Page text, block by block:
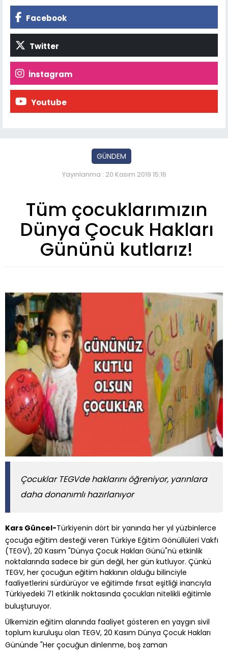
Facebook
Twitter
İnstagram
Youtube
GÜNDEM
Yayınlanma : 20 Kasım 2019 15:16
Tüm çocuklarımızın
Dünya Çocuk Hakları
Gününü kutlarız!
Çocuklar TEGVde haklarını öğreniyor, yarınlara
daha donanımlı hazırlanıyor
Kars Güncel-Türkiyenin dört bir yanında her yıl yüzbinlerce
çocuğa eğitim desteği veren Türkiye Eğitim Gönüllüleri Vakfı
(TEGV), 20 Kasım "Dünya Çocuk Hakları Günü"nü etkinlik
noktalarında sadece bir gün değil, her gün kutluyor. Çünkü
TEGV, her çocuğun eğitim hakkının olduğu bilinciyle
faaliyetlerini sürdürüyor ve eğitimde fırsat eşitliği inancıyla
Türkiyedeki 71 etkinlik noktasında çocukları nitelikli eğitimle
buluşturuyor.
Ülkemizin eğitim alanında faaliyet gösteren en yaygın sivil
toplum kuruluşu olan TEGV, 20 Kasım Dünya Çocuk Hakları
Gününde "Her çocuğun dinlenme, boş zaman